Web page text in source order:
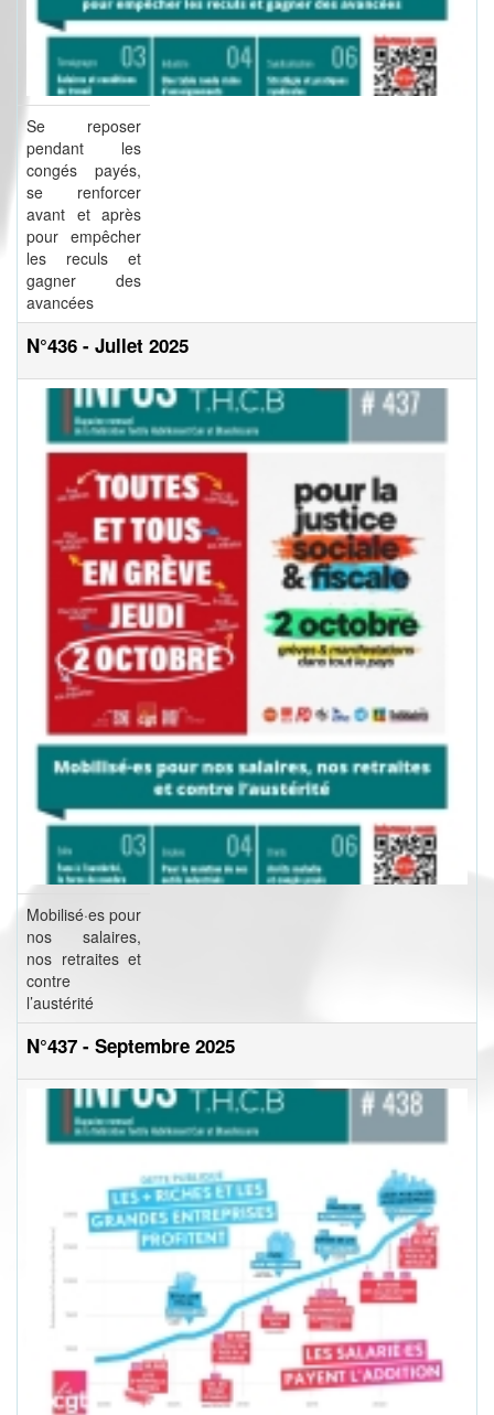
Se reposer
pendant les
congés payés,
se renforcer
avant et après
pour empêcher
les reculs et
gagner des
avancées
N°436 - Jullet 2025
Mobilisé·es pour
nos salaires,
nos retraites et
contre
l’austérité
N°437 - Septembre 2025